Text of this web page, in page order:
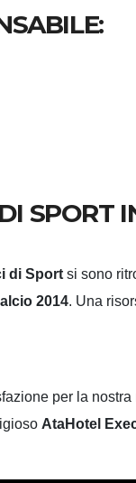
SPORT
di Sport si sono
2014. Una
per la
AtaHotel